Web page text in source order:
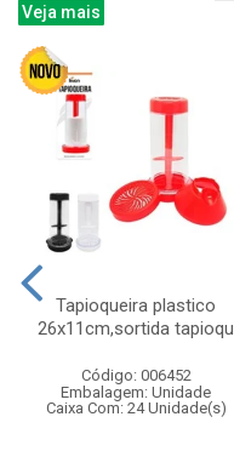
Veja mais
Tapioqueira plastico
26x11cm,sortida tapioqu
Código: 006452
Embalagem: Unidade
Caixa Com: 24 Unidade(s)